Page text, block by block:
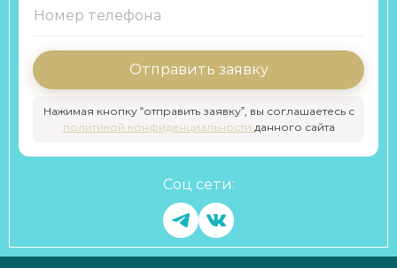
Отправить заявку
Нажимая кнопку “отправить заявку”, вы соглашаетесь с
политикой конфиденциальности данного сайта
Соц сети: